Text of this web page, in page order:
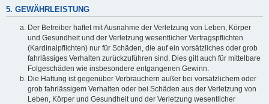
5. GEWÄHRLEISTUNG
Der Betreiber haftet mit Ausnahme der Verletzung von Leben, Körper
und Gesundheit und der Verletzung wesentlicher Vertragspflichten
(Kardinalpflichten) nur für Schäden, die auf ein vorsätzliches oder grob
fahrlässiges Verhalten zurückzuführen sind. Dies gilt auch für mittelbare
Folgeschäden wie insbesondere entgangenen Gewinn.
Die Haftung ist gegenüber Verbrauchern außer bei vorsätzlichem oder
grob fahrlässigem Verhalten oder bei Schäden aus der Verletzung von
Leben, Körper und Gesundheit und der Verletzung wesentlicher